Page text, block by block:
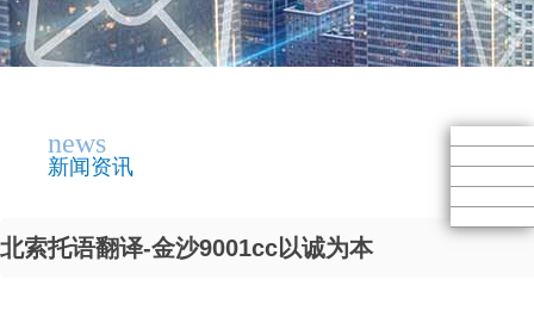
news
新闻资讯
北索托语翻译-金沙9001cc以诚为本